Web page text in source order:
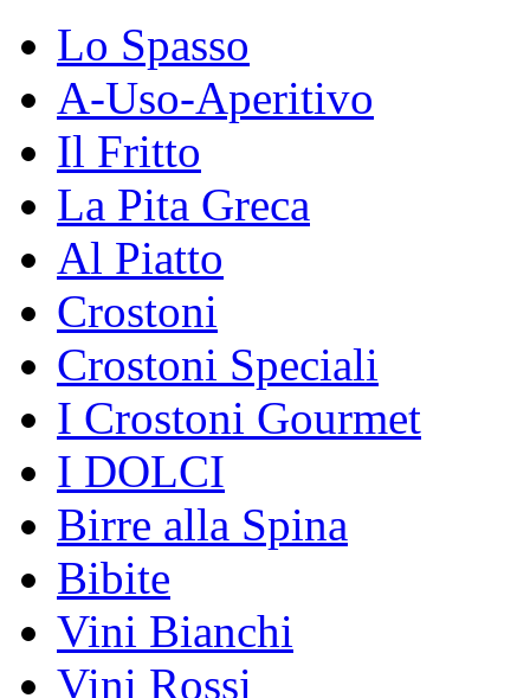
Lo Spasso
A-Uso-Aperitivo
Il Fritto
La Pita Greca
Al Piatto
Crostoni
Crostoni Speciali
I Crostoni Gourmet
I DOLCI
Birre alla Spina
Bibite
Vini Bianchi
Vini Rossi